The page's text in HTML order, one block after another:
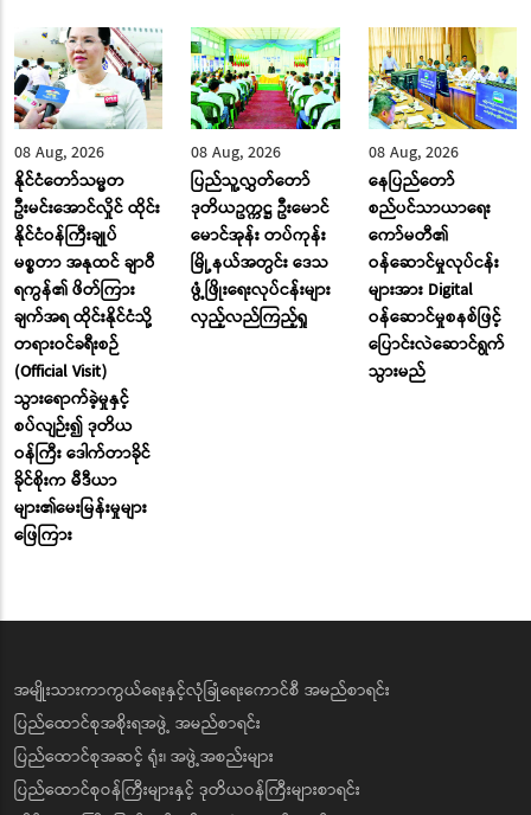
08 Aug, 2026
နိုင်ငံတော်သမ္မတ
ဦးမင်းအောင်လှိုင် ထိုင်း
နိုင်ငံဝန်ကြီးချုပ်
မစ္စတာ အနုထင် ချာဝီ
ရကွန်၏ ဖိတ်ကြား
ချက်အရ ထိုင်းနိုင်ငံသို့
တရားဝင်ခရီးစဉ်
(Official Visit)
သွားရောက်ခဲ့မှုနှင့်
စပ်လျဉ်း၍ ဒုတိယ
ဝန်ကြီး ဒေါက်တာခိုင်
ခိုင်စိုးက မီဒီယာ
များ၏မေးမြန်းမှုများ
ဖြေကြား
08 Aug, 2026
ပြည်သူ့လွှတ်တော်
ဒုတိယဥက္ကဋ္ဌ ဦးမောင်
မောင်အုန်း တပ်ကုန်း
မြို့နယ်အတွင်း ဒေသ
ဖွံ့ဖြိုးရေးလုပ်ငန်းများ
လှည့်လည်ကြည့်ရှု
08 Aug, 2026
နေပြည်တော်
စည်ပင်သာယာရေး
ကော်မတီ၏
ဝန်ဆောင်မှုလုပ်ငန်း
များအား Digital
ဝန်ဆောင်မှုစနစ်ဖြင့်
ပြောင်းလဲဆောင်ရွက်
သွားမည်
အမျိုးသားကာကွယ်ရေးနှင့်လုံခြုံရေးကောင်စီ အမည်စာရင်း
ပြည်ထောင်စုအစိုးရအဖွဲ့ အမည်စာရင်း
ပြည်ထောင်စုအဆင့် ရုံး၊ အဖွဲ့အစည်းများ
ပြည်ထောင်စုဝန်ကြီးများနှင့် ဒုတိယဝန်ကြီးများစာရင်း